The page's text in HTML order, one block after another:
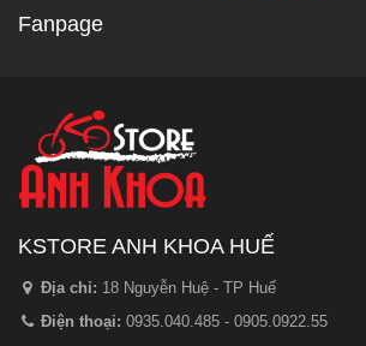
Fanpage
KSTORE ANH KHOA HUẾ
Địa chỉ: 18 Nguyễn Huệ - TP Huế
Điện thoại: 0935.040.485 - 0905.0922.55